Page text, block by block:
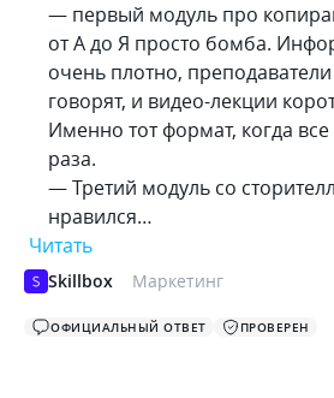
— первый модуль про
от А до Я просто бомба.
очень плотно,
говорят, и видео-лекции
Именно тот формат, когда
раза.
— Третий модуль со
нравился…
Читать
Skillbox Маркетинг
ОФИЦИАЛЬНЫЙ ОТВЕТ ПРОВЕРЕН